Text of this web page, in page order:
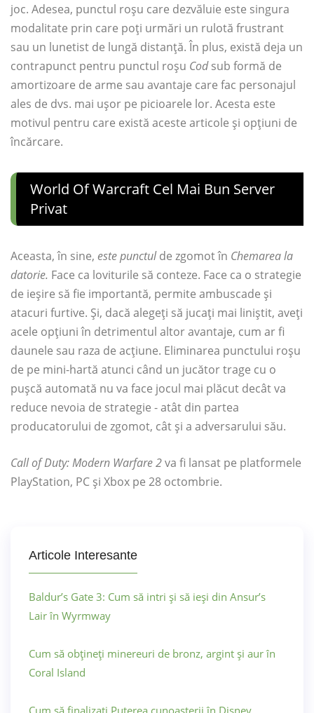
joc. Adesea, punctul roșu care dezvăluie este singura
modalitate prin care poți urmări un rulotă frustrant
sau un lunetist de lungă distanță. În plus, există deja un
contrapunct pentru punctul roșu Codsub formă de
amortizoare de arme sau avantaje care fac personajul
ales de dvs. mai ușor pe picioarele lor. Acesta este
motivul pentru care există aceste articole și opțiuni de
încărcare.
World Of Warcraft Cel Mai Bun Server
Privat
Aceasta, în sine, este punctulde zgomot în Chemarea la
datorie. Face ca loviturile să conteze. Face ca o strategie
de ieșire să fie importantă, permite ambuscade și
atacuri furtive. Și, dacă alegeți să jucați mai liniștit, aveți
acele opțiuni în detrimentul altor avantaje, cum ar fi
daunele sau raza de acțiune. Eliminarea punctului roșu
de pe mini-hartă atunci când un jucător trage cu o
pușcă automată nu va face jocul mai plăcut decât va
reduce nevoia de strategie - atât din partea
producatorului de zgomot, cât și a adversarului său.
Call of Duty: Modern Warfare 2va fi lansat pe platformele
PlayStation, PC și Xbox pe 28 octombrie.
Articole Interesante
Baldur’s Gate 3: Cum să intri și să ieși din Ansur’s
Lair în Wyrmway
Cum să obțineți minereuri de bronz, argint și aur în
Coral Island
Cum să finalizați Puterea cunoașterii în Disney